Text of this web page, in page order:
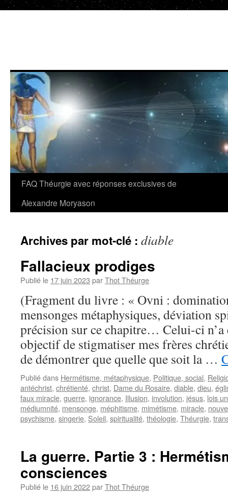
FAQ Théurgie avec réponses exclusives de
Alexandre Moryason
Archives par mot-clé : diable
Fallacieux prodiges
Publié le 17 juin 2023 parThot Théurge
(Fragment du livre : « Ovni :
mensonges métaphysiques, déviation
précision sur ce chapitre… Celui-ci n’a
objectif de stigmatiser mes frères
de démontrer que quelle que soit la …
Publié dans Hermétisme, métaphysique, Politique, social,
antéchrist, chrétienté, christ, Dame du Rosaire, diable, dieu,
faux miracle, guerre, ignorance, Illusion, involution, jésus, lois
médiumnité, mensonge, méphitisme, mimétisme, miracle,
psychisme, singerie, Soleil, spiritualité, théologie, Théurgie,
La guerre. Partie 3 :
consciences
Publié le 16 juin 2022parThot Théurge